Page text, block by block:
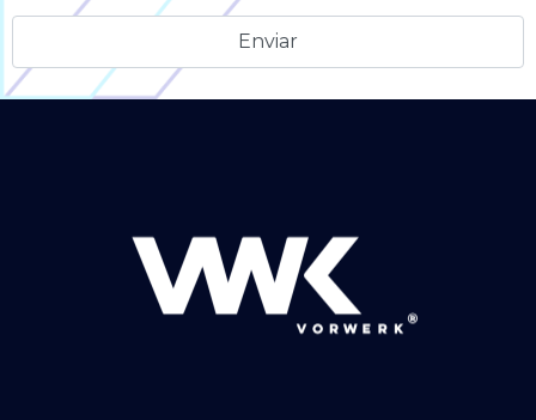
Alternative: